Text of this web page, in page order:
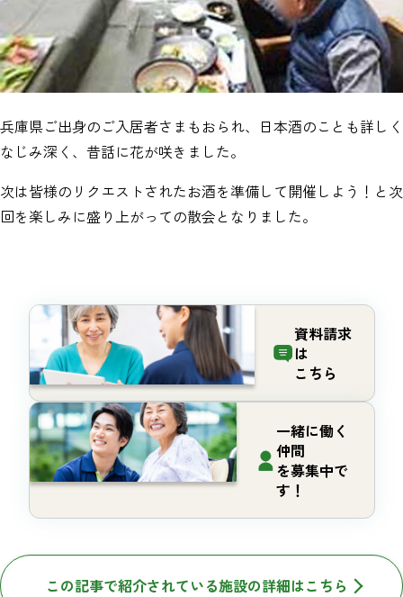
兵庫県ご出身のご入居者さまもおられ、日本酒のことも詳しく
なじみ深く、昔話に花が咲きました。
次は皆様のリクエストされたお酒を準備して開催しよう！と次
回を楽しみに盛り上がっての散会となりました。
資料請求
は
こちら
一緒に働く
仲間
を募集中で
す！
この記事で紹介されている施設の詳細はこちら